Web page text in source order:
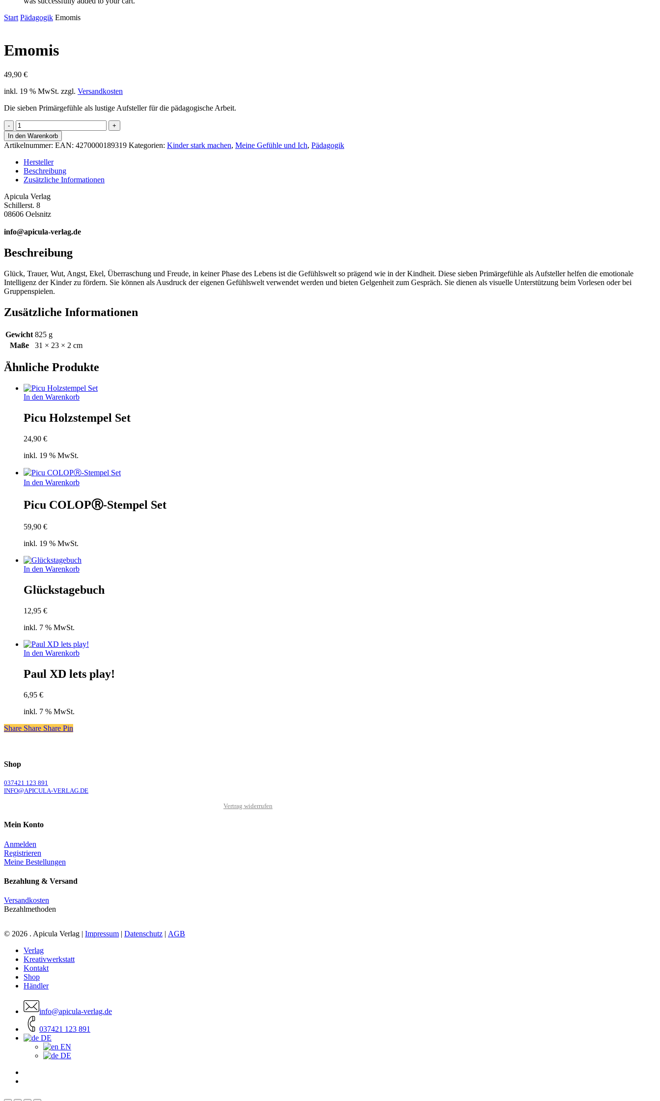
Start Pädagogik Emomis
Emomis
49,90 €
inkl. 19 % MwSt. zzgl. Versandkosten
Die sieben Primärgefühle als lustige Aufsteller für die pädagogische Arbeit.
Emomis
Menge
In den Warenkorb
Artikelnummer: EAN: 4270000189319 Kategorien: Kinder stark machen, Meine Gefühle und Ich, Pädagogik
Hersteller
Beschreibung
Zusätzliche Informationen
Apicula Verlag
Schillerst. 8
08606 Oelsnitz
info@apicula-verlag.de
Beschreibung
Glück, Trauer, Wut, Angst, Ekel, Überraschung und Freude, in keiner Phase des Lebens ist die Gefühlswelt so prägend wie in der Kindheit. Diese sieben Primärgefühle als Aufsteller helfen die emotionale
Intelligenz der Kinder zu fördern. Sie können als Ausdruck der eigenen Gefühlswelt verwendet werden und bieten Gelgenheit zum Gespräch. Sie dienen als visuelle Unterstützung beim Vorlesen oder bei
Gruppenspielen.
Zusätzliche Informationen
Gewicht 825 g
Maße
31 × 23 × 2 cm
Ähnliche Produkte
In den Warenkorb
Picu Holzstempel Set
24,90 €
inkl. 19 % MwSt.
In den Warenkorb
Picu COLOPⓇ-Stempel Set
59,90 €
inkl. 19 % MwSt.
In den Warenkorb
Glückstagebuch
12,95 €
inkl. 7 % MwSt.
In den Warenkorb
Paul XD lets play!
6,95 €
inkl. 7 % MwSt.
Share
Share Share Share Pin
Shop
037421 123 891
INFO@APICULA-VERLAG.DE
Vertrag widerrufen
Mein Konto
Anmelden
Registrieren
Meine Bestellungen
Bezahlung & Versand
Versandkosten
Bezahlmethoden
© 2026 . Apicula Verlag | Impressum | Datenschutz | AGB
Close
Menu
Verlag
Kreativwerkstatt
Kontakt
Shop
Händler
info@apicula-verlag.de
037421 123 891
DE
EN
DE